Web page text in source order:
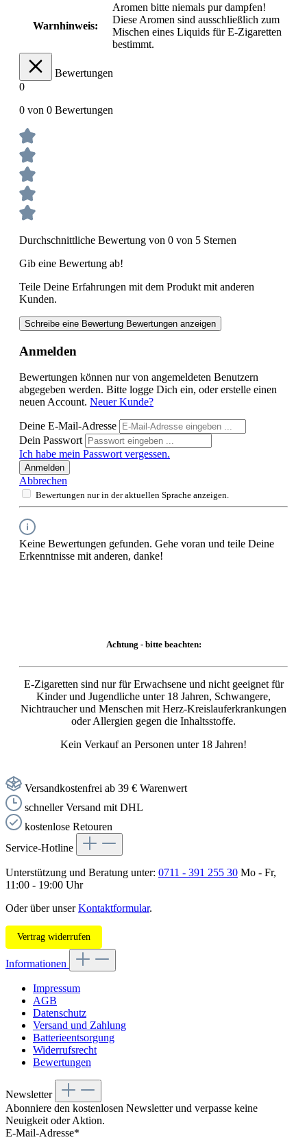
Warnhinweis:
Aromen bitte niemals pur dampfen!
Diese Aromen sind ausschließlich zum
Mischen eines Liquids für E-Zigaretten
bestimmt.
Bewertungen
0
0 von 0 Bewertungen
Durchschnittliche Bewertung von 0 von 5 Sternen
Gib eine Bewertung ab!
Teile Deine Erfahrungen mit dem Produkt mit anderen
Kunden.
Schreibe eine Bewertung Bewertungen anzeigen
Anmelden
Bewertungen können nur von angemeldeten Benutzern
abgegeben werden. Bitte logge Dich ein, oder erstelle einen
neuen Account. Neuer Kunde?
Deine E-Mail-Adresse
Dein Passwort
Ich habe mein Passwort vergessen.
Anmelden
Abbrechen
Bewertungen nur in der aktuellen Sprache anzeigen.
Keine Bewertungen gefunden. Gehe voran und teile Deine
Erkenntnisse mit anderen, danke!
Achtung - bitte beachten:
E-Zigaretten sind nur für Erwachsene und nicht geeignet für
Kinder und Jugendliche unter 18 Jahren, Schwangere,
Nichtraucher und Menschen mit Herz-Kreislauferkrankungen
oder Allergien gegen die Inhaltsstoffe.
Kein Verkauf an Personen unter 18 Jahren!
Versandkostenfrei ab 39 € Warenwert
schneller Versand mit DHL
kostenlose Retouren
Service-Hotline
Unterstützung und Beratung unter: 0711 - 391 255 30 Mo - Fr,
11:00 - 19:00 Uhr
Oder über unserKontaktformular.
Vertrag widerrufen
Informationen
Impressum
AGB
Datenschutz
Versand und Zahlung
Batterieentsorgung
Widerrufsrecht
Bewertungen
Newsletter
Abonniere den kostenlosen Newsletter und verpasse keine
Neuigkeit oder Aktion.
E-Mail-Adresse*